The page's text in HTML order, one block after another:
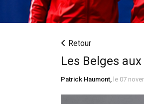
Retour
Les Belges
Patrick Haumont, le 07